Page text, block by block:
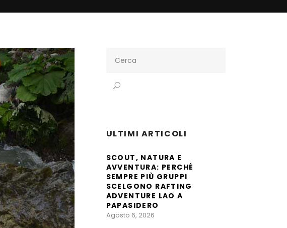
for:
ULTIMI ARTICOLI
SCOUT, NATURA E
AVVENTURA: PERCHÉ
SEMPRE PIÙ GRUPPI
SCELGONO RAFTING
ADVENTURE LAO A
PAPASIDERO
Agosto 6, 2026